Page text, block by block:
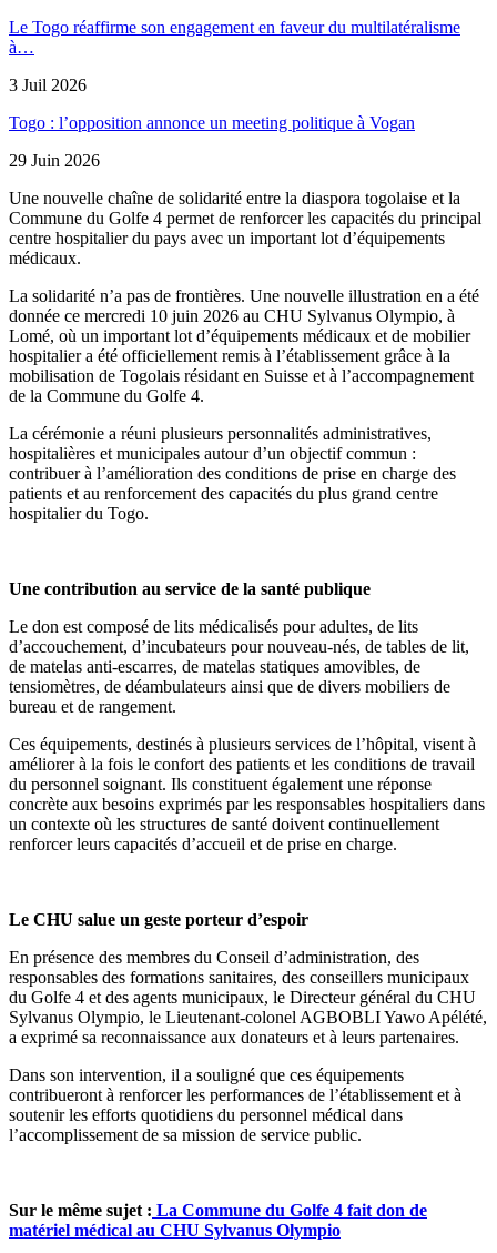
Le Togo réaffirme son engagement en faveur du multilatéralisme
à…
3 Juil 2026
Togo : l’opposition annonce un meeting politique à Vogan
29 Juin 2026
Une nouvelle chaîne de solidarité entre la diaspora togolaise et la
Commune du Golfe 4 permet de renforcer les capacités du principal
centre hospitalier du pays avec un important lot d’équipements
médicaux.
La solidarité n’a pas de frontières. Une nouvelle illustration en a été
donnée ce mercredi 10 juin 2026 au CHU Sylvanus Olympio, à
Lomé, où un important lot d’équipements médicaux et de mobilier
hospitalier a été officiellement remis à l’établissement grâce à la
mobilisation de Togolais résidant en Suisse et à l’accompagnement
de la Commune du Golfe 4.
La cérémonie a réuni plusieurs personnalités administratives,
hospitalières et municipales autour d’un objectif commun :
contribuer à l’amélioration des conditions de prise en charge des
patients et au renforcement des capacités du plus grand centre
hospitalier du Togo.
Une contribution au service de la santé publique
Le don est composé de lits médicalisés pour adultes, de lits
d’accouchement, d’incubateurs pour nouveau-nés, de tables de lit,
de matelas anti-escarres, de matelas statiques amovibles, de
tensiomètres, de déambulateurs ainsi que de divers mobiliers de
bureau et de rangement.
Ces équipements, destinés à plusieurs services de l’hôpital, visent à
améliorer à la fois le confort des patients et les conditions de travail
du personnel soignant. Ils constituent également une réponse
concrète aux besoins exprimés par les responsables hospitaliers dans
un contexte où les structures de santé doivent continuellement
renforcer leurs capacités d’accueil et de prise en charge.
Le CHU salue un geste porteur d’espoir
En présence des membres du Conseil d’administration, des
responsables des formations sanitaires, des conseillers municipaux
du Golfe 4 et des agents municipaux, le Directeur général du CHU
Sylvanus Olympio, le Lieutenant-colonel AGBOBLI Yawo Apélété,
a exprimé sa reconnaissance aux donateurs et à leurs partenaires.
Dans son intervention, il a souligné que ces équipements
contribueront à renforcer les performances de l’établissement et à
soutenir les efforts quotidiens du personnel médical dans
l’accomplissement de sa mission de service public.
Sur le même sujet : La Commune du Golfe 4 fait don de
matériel médical au CHU Sylvanus Olympio